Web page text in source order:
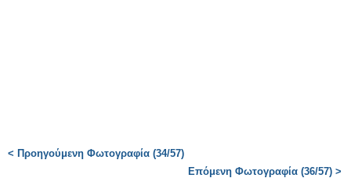
< Προηγούμενη Φωτογραφία (34/57)
Επόμενη Φωτογραφία (36/57) >